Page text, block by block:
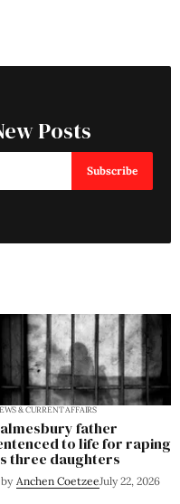
Posts
Subscribe
& CURRENT AFFAIRS
father
to life for raping
three daughters
by Anchen CoetzeeJuly 22, 2026